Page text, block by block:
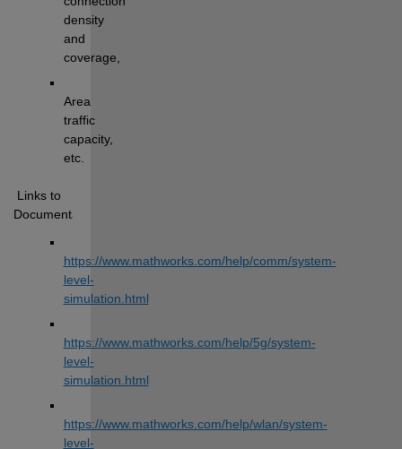
density
and
coverage
Area
traffic
etc.
Links to
Documentation:
https://www.mathworks.com/help/comm/system-
level-
simulation.html
https://www.mathworks.com/help/5g/system-
level-
simulation.html
https://www.mathworks.com/help/wlan/system-
level-